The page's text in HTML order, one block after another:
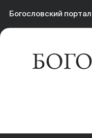
Богословский портал
Богословский портал